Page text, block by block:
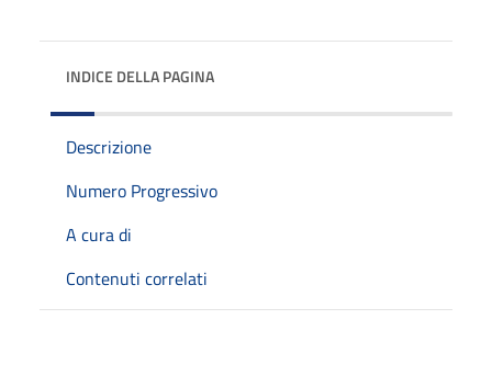
INDICE DELLA PAGINA
Descrizione
Numero Progressivo
A cura di
Contenuti correlati